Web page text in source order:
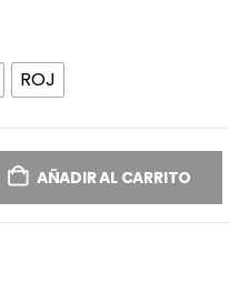
ROJ
AÑADIR AL CARRITO